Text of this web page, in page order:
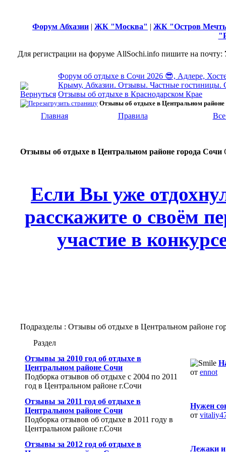
Форум Абхазии | ЖК "Москва" | ЖК "Остров
Для регистрации на форуме AllSochi.info пишите на почту:
Форум об отдыхе в Сочи 2026 😎, Адлере,
Крыму, Абхазии. Отзывы. Частные гостиницы.
Отзывы об отдыхе в Краснодарском Крае
Отзывы об отдыхе в Центральном районе
Главная Правила
Отзывы об отдыхе в Центральном районе города Сочи
Если Вы уже
расскажите о своём
участие в
Подразделы : Отзывы об отдыхе в Центральном районе
Раздел
Отзывы за 2010 год об отдыхе в
Центральном районе Сочи
Подборка отзывов об отдыхе с 2004 по 2011
год в Центральном районе г.Сочи
от ennot
Отзывы за 2011 год об отдыхе в
Центральном районе Сочи
Подборка отзывов об отдыхе в 2011 году в
Центральном районе г.Сочи
Нужен
от
Отзывы за 2012 год об отдыхе в
Лежаки